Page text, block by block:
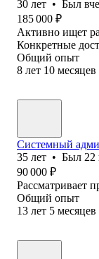
30 лет • Был
185 000 ₽
Активно ищет
Конкретные
Общий опыт
8 лет 10 месяцев
Системный
35 лет • Был 22
90 000 ₽
Рассматривает
Общий опыт
13 лет 5 месяцев